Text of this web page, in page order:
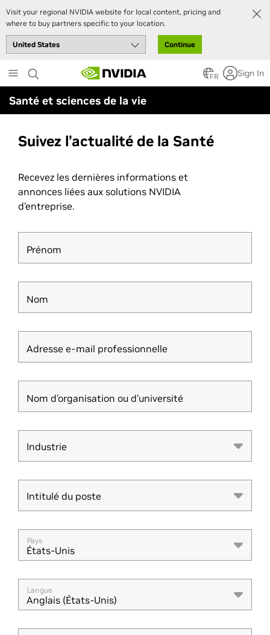
Visit your regional NVIDIA website for local content, pricing and
where to buy partners specific to your location.
Continue
to
main
content
FR Sign In
Santé et sciences de la vie
Suivez l’actualité de la Santé
Recevez les dernières informations et
annonces liées aux solutions NVIDIA
d’entreprise.
Prénom
Nom
Adresse e-mail professionnelle
Nom d’organisation ou d’université
Industrie
Industrie
Intitulé du poste
Intitulé du poste
Pays
États-Unis
Langue
Anglais (États-Unis)